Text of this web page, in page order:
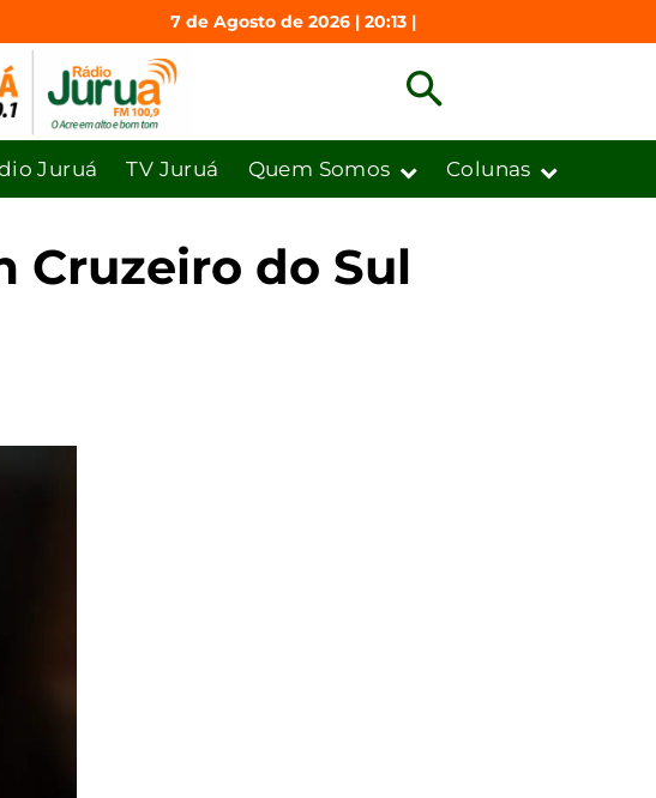
7 de Agosto de 2026 | 20:13 |
Juruá TV Juruá Quem Somos Colunas
do Sul